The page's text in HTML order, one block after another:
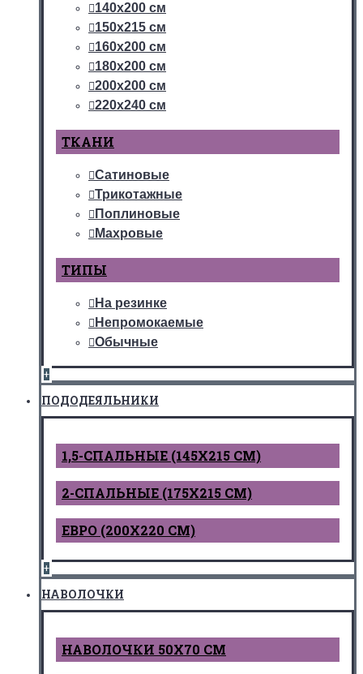
140х200 см
150х215 см
160х200 см
180х200 см
200х200 см
220х240 см
ТКАНИ
Сатиновые
Трикотажные
Поплиновые
Махровые
ТИПЫ
На резинке
Непромокаемые
Обычные
+
ПОДОДЕЯЛЬНИКИ
1,5-СПАЛЬНЫЕ (145Х215 СМ)
2-СПАЛЬНЫЕ (175Х215 СМ)
ЕВРО (200Х220 СМ)
+
НАВОЛОЧКИ
НАВОЛОЧКИ 50Х70 СМ